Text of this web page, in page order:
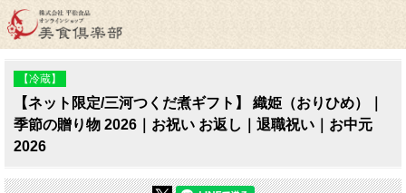
【冷蔵】
【ネット限定/三河つくだ煮ギフト】 織姫（おりひめ）｜
季節の贈り物 2026｜お祝い お返し｜退職祝い｜お中元
2026